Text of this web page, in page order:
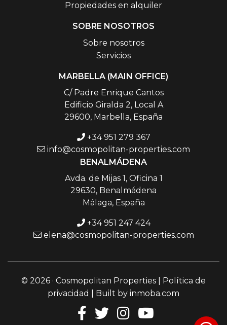
Propiedades en alquiler
SOBRE NOSOTROS
Sobre nosotros
Servicios
MARBELLA (MAIN OFFICE)
C/ Padre Enrique Cantos
Edificio Giralda 2, Local A
29600, Marbella, España
+34 951 279 367
info@cosmopolitan-properties.com
BENALMÁDENA
Avda. de Mijas 1, Oficina 1
29630, Benalmádena
Málaga, España
+34 951 247 424
elena@cosmopolitan-properties.com
© 2026 · Cosmopolitan Properties | Política de
privacidad
| Built by inmoba.com